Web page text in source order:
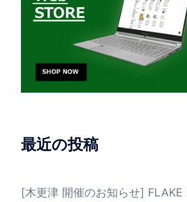
最近の投稿
[木更津 開催のお知らせ]